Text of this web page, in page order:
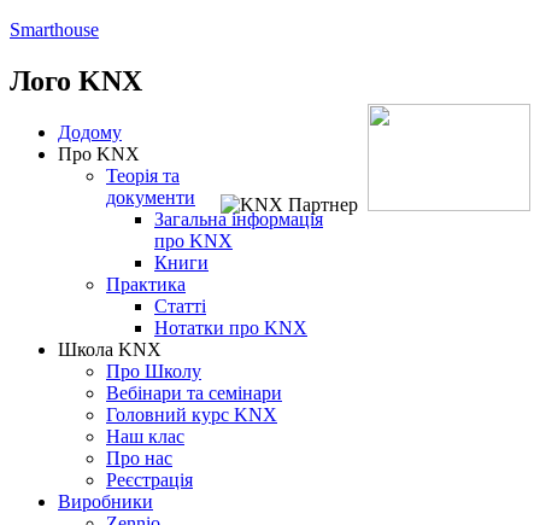
Smarthouse
Лого KNX
Додому
Про KNX
Теорія та
документи
Загальна інформація
про KNX
Книги
Практика
Статті
Нотатки про KNХ
Школа KNX
Про Школу
Вебінари та семінари
Головний курс KNX
Наш клас
Про нас
Реєстрація
Виробники